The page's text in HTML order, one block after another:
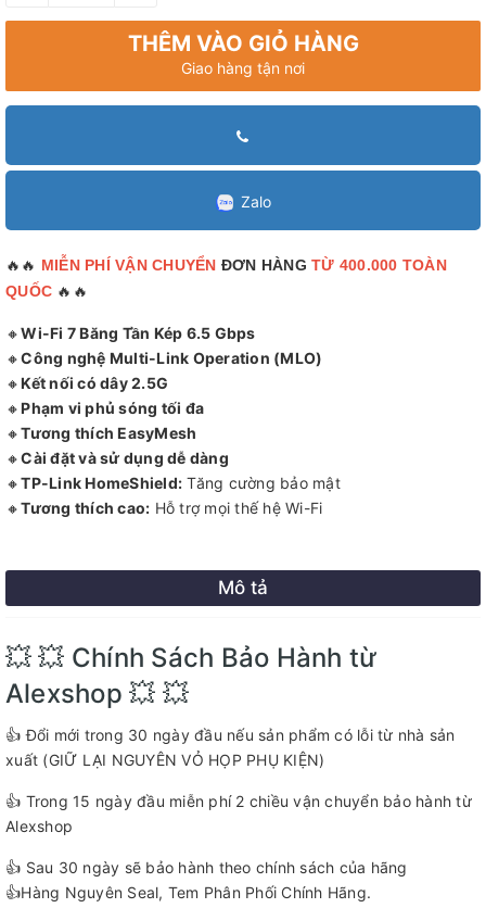
THÊM VÀO GIỎ HÀNG
Giao hàng tận nơi
Zalo
🔥🔥 MIỄN PHÍ VẬN CHUYỂN ĐƠN HÀNG TỪ 400.000 TOÀN
QUỐC 🔥🔥
🔸Wi-Fi 7 Băng Tần Kép 6.5 Gbps
🔸Công nghệ Multi-Link Operation (MLO)
🔸Kết nối có dây 2.5G
🔸Phạm vi phủ sóng tối đa
🔸Tương thích EasyMesh
🔸Cài đặt và sử dụng dễ dàng
🔸TP-Link HomeShield: Tăng cường bảo mật
🔸Tương thích cao: Hỗ trợ mọi thế hệ Wi-Fi
Mô tả
💥 💥 Chính Sách Bảo Hành từ
Alexshop 💥 💥
👍 Đổi mới trong 30 ngày đầu nếu sản phẩm có lỗi từ nhà sản
xuất (GIỮ LẠI NGUYÊN VỎ HỌP PHỤ KIỆN)
👍 Trong 15 ngày đầu miễn phí 2 chiều vận chuyển bảo hành từ
Alexshop
👍 Sau 30 ngày sẽ bảo hành theo chính sách của hãng
👍Hàng Nguyên Seal, Tem Phân Phối Chính Hãng.